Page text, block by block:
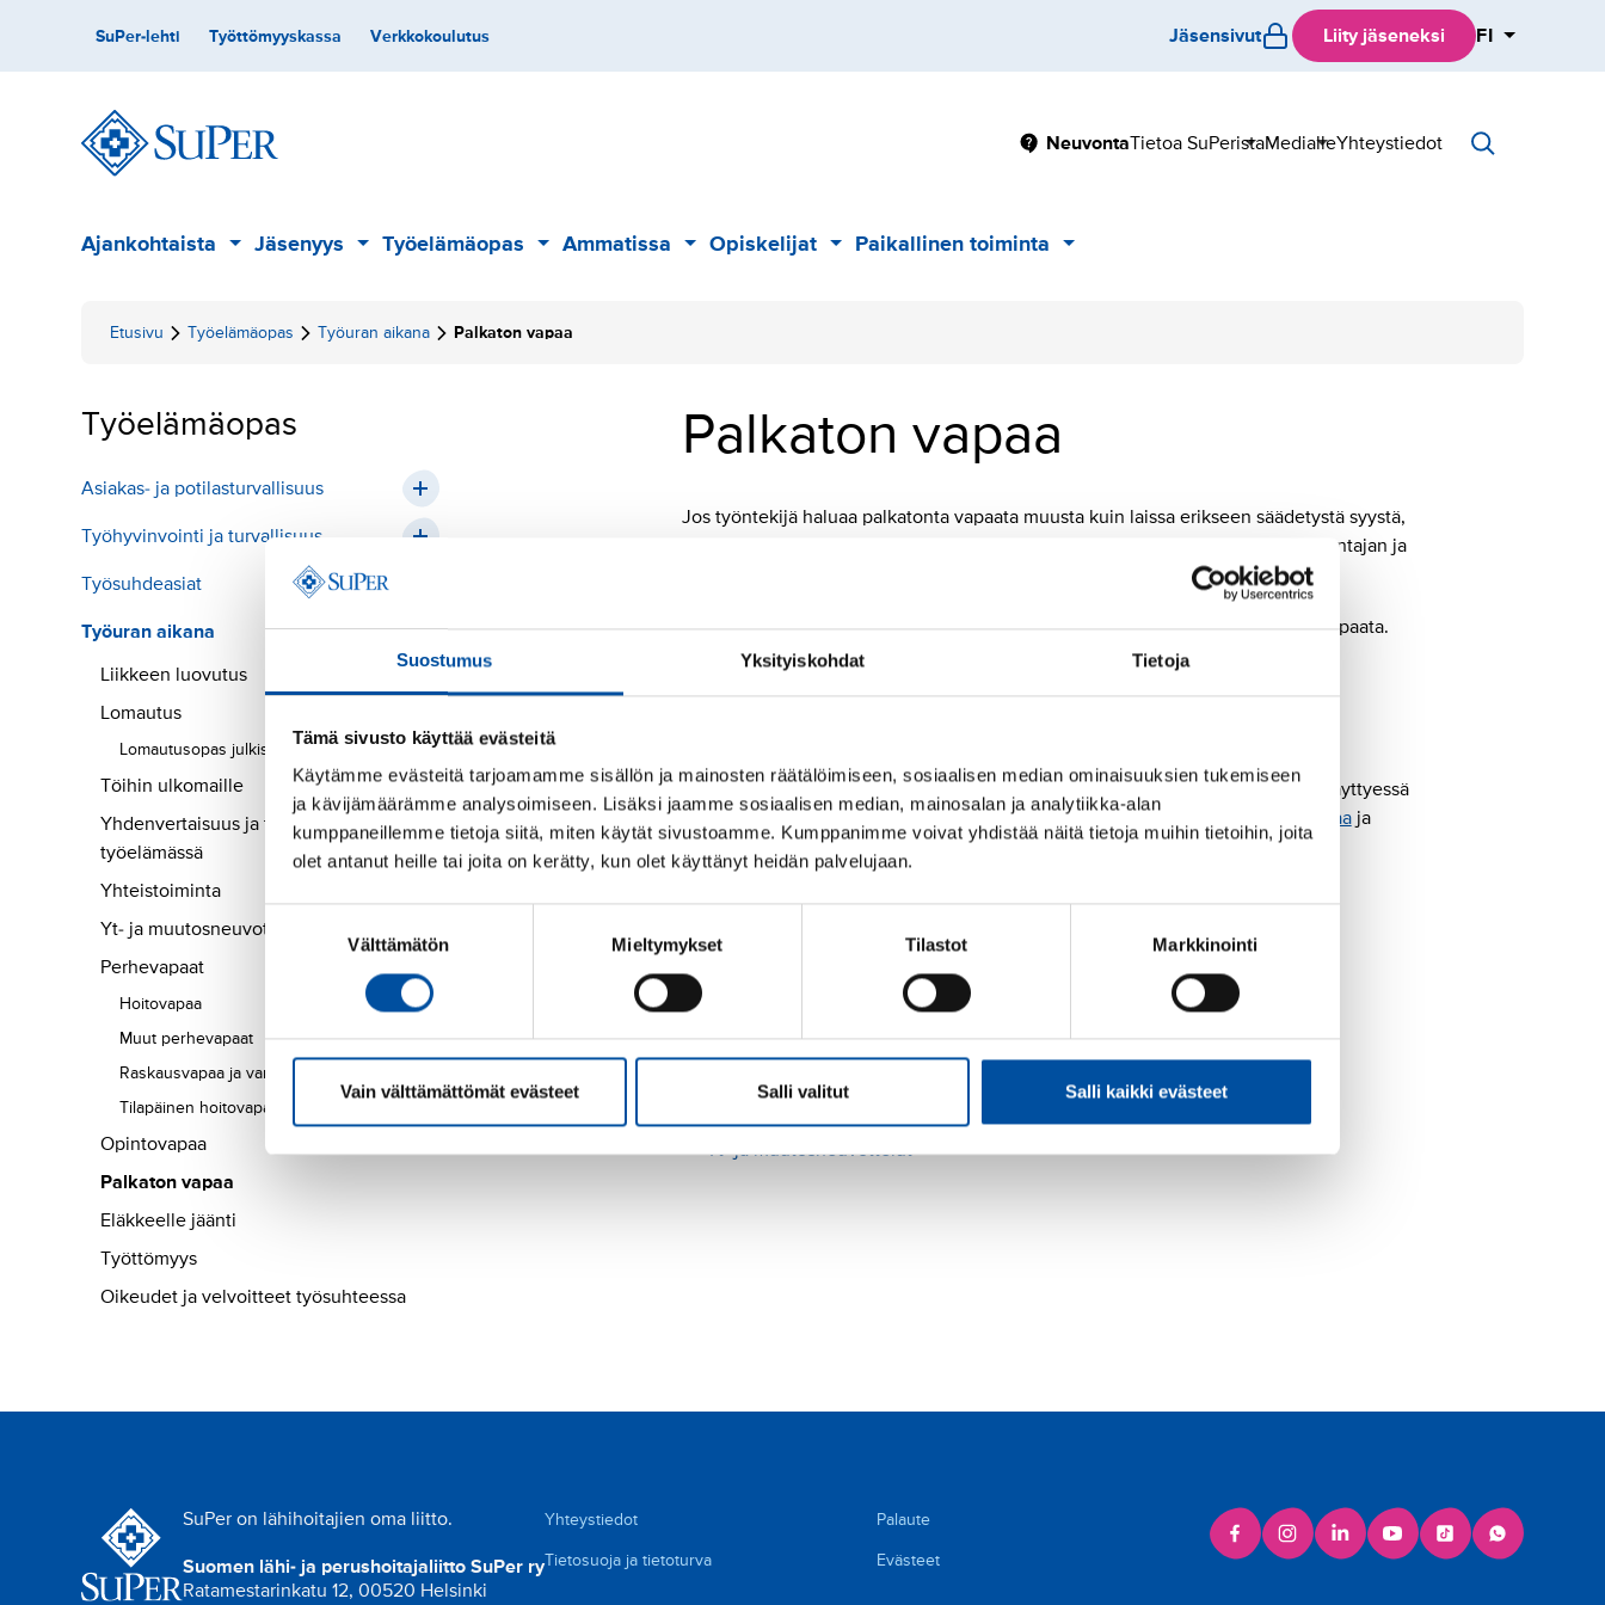
Suostumus Yksityiskohdat Tietoja
Tämä sivusto käyttää evästeitä
Käytämme evästeitä tarjoamamme sisällön ja mainosten räätälöimiseen, sosiaalisen median ominaisuuksien tukemiseen
ja kävijämäärämme analysoimiseen. Lisäksi jaamme sosiaalisen median, mainosalan ja analytiikka-alan
kumppaneillemme tietoja siitä, miten käytät sivustoamme. Kumppanimme voivat yhdistää näitä tietoja muihin tietoihin, joita
olet antanut heille tai joita on kerätty, kun olet käyttänyt heidän palvelujaan.
Välttämätön Mieltymykset Tilastot Markkinointi
Vain välttämättömät evästeet Salli valitut Salli kaikki evästeet
Toissijainen
SuPer-lehti Työttömyyskassa Verkkokoulutus Jäsensivut Liity jäseneksi FI
Päävalikko
NeuvontaTietoa SuPeristaAlavalikko
MedialleAlavalikko
Yhteystiedot
Päävalikko
Ajankohtaista Alavalikko
Jäsenyys Alavalikko
Työelämäopas Alavalikko
Ammatissa Alavalikko
Opiskelijat Alavalikko
Paikallinen toiminta Alavalikko
Etusivu Työelämäopas Työuran aikana Palkaton vapaa
Työelämäopas
Asiakas- ja potilasturvallisuus
Työhyvinvointi ja turvallisuus
Työsuhdeasiat
Työuran aikana
Liikkeen luovutus
Lomautus
Lomautusopas julkiselle sektorille
Töihin ulkomaille
Yhdenvertaisuus ja tasa-arvo
työelämässä
Yhteistoiminta
Yt- ja muutosneuvottelut
Perhevapaat
Hoitovapaa
Muut perhevapaat
Raskausvapaa ja vanhempainvapaa
Tilapäinen hoitovapaa
Opintovapaa
Palkaton vapaa
Eläkkeelle jäänti
Työttömyys
Oikeudet ja velvoitteet työsuhteessa
Palkaton vapaa
Jos työntekijä haluaa palkatonta vapaata muusta kuin laissa erikseen säädetystä syystä,
tulee vapaasta sopia työnantajan kanssa. Palkaton vapaa perustuu tällöin työnantajan ja
Työnantaja päättää, myöntääkö se työntekijälle palkatonta harkinnanvaraista vapaata.
Työnantaja voi kieltäytyä myöntämästä sitä.
Osa palkattomista vapaista on lakisääteisiä. Tämä tarkoittaa, että edellytysten täyttyessä
työnantajan tulee tällainen vapaa myöntää työntekijälle (esimerkiksi
opintovapaaja
palkattomat perhevapaat kuten hoitovapaaja omaishoitovapaa).
Lue seuraavaksi
Yhdenvertaisuus ja tasa-arvo työelämässä
Loman siirto sairastuessa
SOSTES: Uusi ohjeistus selventää työsuhteen ehdoista sopimista
Yt- ja muutosneuvottelut
SuPer on lähihoitajien oma liitto.
Suomen lähi- ja perushoitajaliitto SuPer ry
Ratamestarinkatu 12, 00520 Helsinki
Yhteystiedot
Palaute
Tietosuoja ja tietoturva
Evästeet